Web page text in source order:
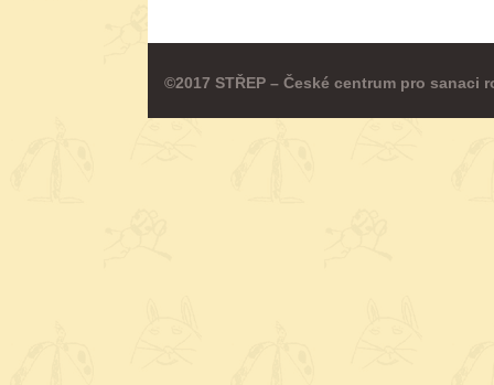
©2017 STŘEP – České centrum pro sanaci